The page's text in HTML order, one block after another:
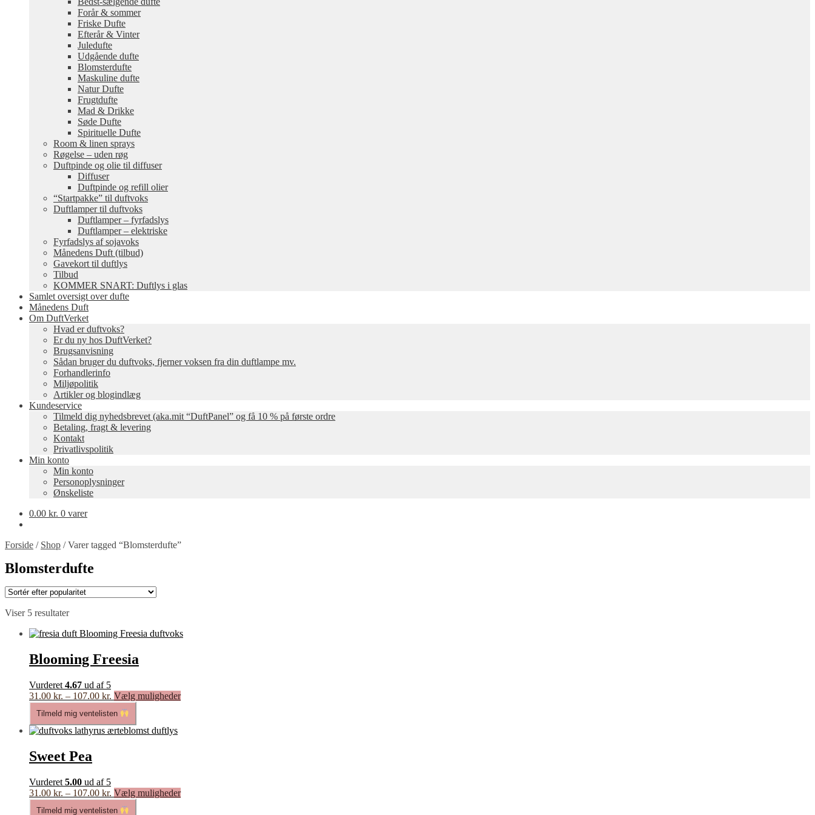
Forår & sommer
Friske Dufte
Efterår & Vinter
Juledufte
Udgående dufte
Blomsterdufte
Maskuline dufte
Natur Dufte
Frugtdufte
Mad & Drikke
Søde Dufte
Spirituelle Dufte
Room & linen sprays
Røgelse – uden røg
Duftpinde og olie til diffuser
Diffuser
Duftpinde og refill olier
“Startpakke” til duftvoks
Duftlamper til duftvoks
Duftlamper – fyrfadslys
Duftlamper – elektriske
Fyrfadslys af sojavoks
Månedens Duft (tilbud)
Gavekort til duftlys
Tilbud
KOMMER SNART: Duftlys i glas
Samlet oversigt over dufte
Månedens Duft
Om DuftVerket
Hvad er duftvoks?
Er du ny hos DuftVerket?
Brugsanvisning
Sådan bruger du duftvoks, fjerner voksen fra din duftlampe mv.
Forhandlerinfo
Miljøpolitik
Artikler og blogindlæg
Kundeservice
Tilmeld dig nyhedsbrevet (aka.mit “DuftPanel” og få 10 % på første ordre
Betaling, fragt & levering
Kontakt
Privatlivspolitik
Min konto
Min konto
Personoplysninger
Ønskeliste
0.00 kr. 0 varer
Forside / Shop /Varer tagged “Blomsterdufte”
Blomsterdufte
Viser 5 resultaterSorteret
popularitet
Blooming Freesia
Vurderet 4.67 ud af 5
31.00 kr. – 107.00 kr. Prisinterval:
31.00 kr.
til
107.00 kr.
Vælg mulighederDette
varesiden
Tilmeld mig ventelisten
Sweet Pea
Vurderet 5.00 ud af 5
31.00 kr. – 107.00 kr. Prisinterval:
31.00 kr.
Vælg mulighederDette
Tilmeld mig ventelisten